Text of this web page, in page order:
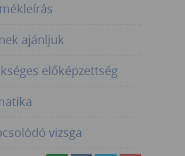
ajánljuk
előképzettség
vizsga